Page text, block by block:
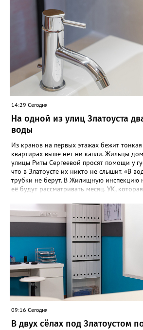
14:29 Сегодня
На одной из улиц Златоуста
воды
Из кранов на первых этажах бежит тонкая
квартирах выше нет ни капли. Жильцы
улицы Риты Сергеевой просят помощи у
что в Златоусте их никто не слышит. «В
трубки не берут. В Жилищную инспекцию
её будут рассматривать месяц. УК,
как живут люди без воды. На Кирова,
под асфальта хлещет вода, но Водоканал
это нам было сказано ранее», - говорится
во ВКонтакте (стиль, орфография и
обращением есть видео – его автор под
Александровна, прогулявшись по улице
«источнику», откуда начинается поток.
комментариев под обращением пока нет.
09:16 Сегодня
В двух сёлах под Златоустом